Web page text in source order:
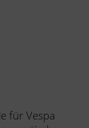
für Vespa